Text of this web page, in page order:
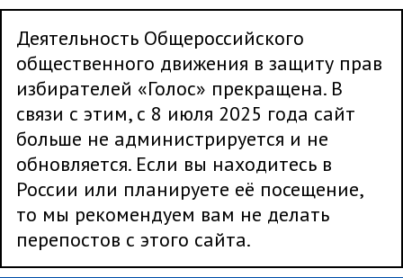
Деятельность Общероссийского
общественного движения в защиту прав
избирателей «Голос» прекращена. В
связи с этим, с 8 июля 2025 года сайт
больше не администрируется и не
обновляется. Если вы находитесь в
России или планируете её посещение,
то мы рекомендуем вам не делать
перепостов с этого сайта.